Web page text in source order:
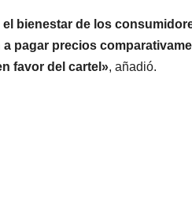
bienestar de los
pagar precios
favor del cartel», añadió.